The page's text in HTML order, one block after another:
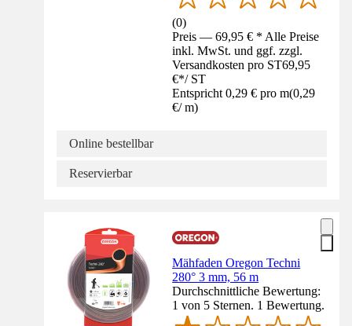
(0)
Preis — 69,95 € * Alle Preise
inkl. MwSt. und ggf. zzgl.
Versandkosten pro ST69,95
€*/ ST
Entspricht 0,29 € pro m(0,29
€/ m)
Online bestellbar
Reservierbar
Mähfaden Oregon Techni
280° 3 mm, 56 m
Durchschnittliche Bewertung:
1 von 5 Sternen. 1 Bewertung.